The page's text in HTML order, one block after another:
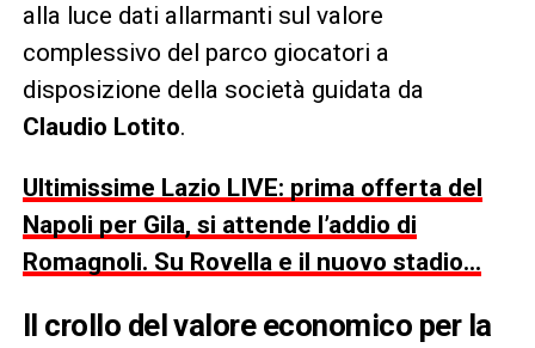
alla luce dati allarmanti sul valore
complessivo del parco giocatori a
disposizione della società guidata da
Claudio Lotito.
Ultimissime Lazio LIVE: prima offerta del
Napoli per Gila, si attende l’addio di
Romagnoli. Su Rovella e il nuovo stadio…
Il crollo del valore economico per la